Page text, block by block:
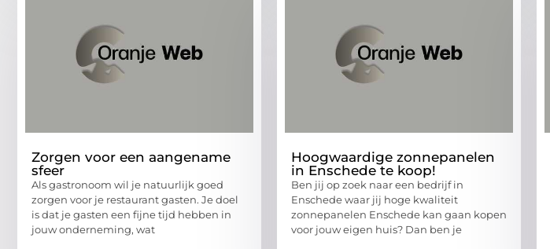
Zorgen voor een aangename
sfeer
Als gastronoom wil je natuurlijk goed
zorgen voor je restaurant gasten. Je doel
is dat je gasten een fijne tijd hebben in
jouw onderneming, wat
Hoogwaardige zonnepanelen
in Enschede te koop!
Ben jij op zoek naar een bedrijf in
Enschede waar jij hoge kwaliteit
zonnepanelen Enschede kan gaan kopen
voor jouw eigen huis? Dan ben je